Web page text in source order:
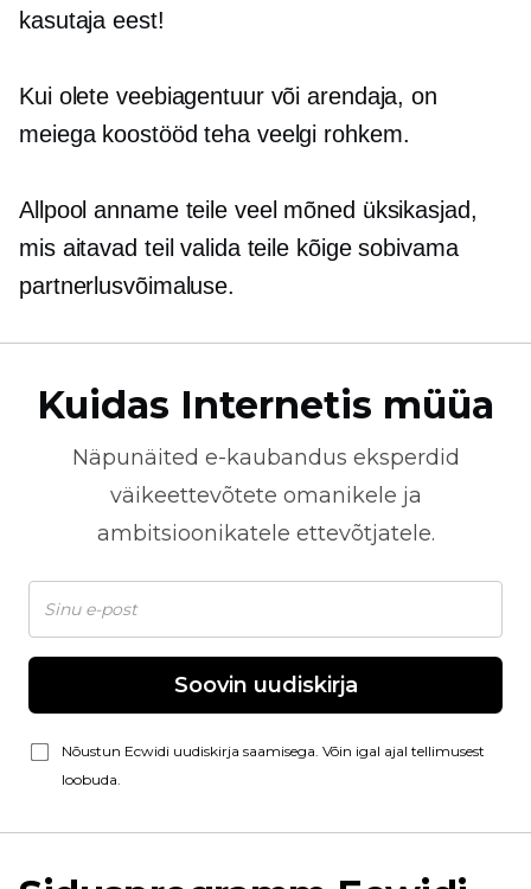
kasutaja eest!
Kui olete veebiagentuur või arendaja, on
meiega koostööd teha veelgi rohkem.
Allpool anname teile veel mõned üksikasjad,
mis aitavad teil valida teile kõige sobivama
partnerlusvõimaluse.
Kuidas Internetis müüa
Näpunäited e-kaubandus eksperdid
väikeettevõtete omanikele ja
ambitsioonikatele ettevõtjatele.
Soovin uudiskirja
Nõustun Ecwidi uudiskirja saamisega. Võin igal ajal tellimusest
loobuda.